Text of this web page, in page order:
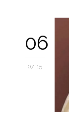
06
07 '15